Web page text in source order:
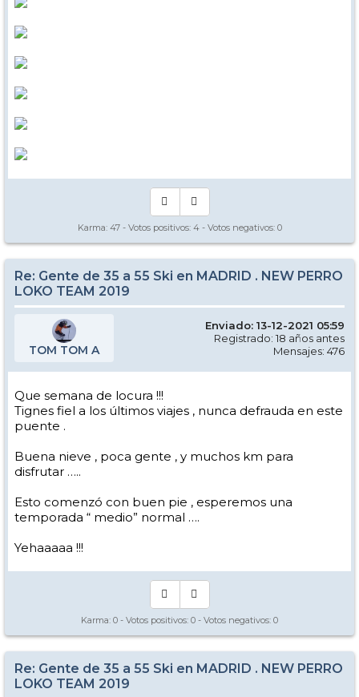
Karma: 47- Votos positivos: 4- Votos negativos: 0
Re: Gente de 35 a 55 Ski en MADRID . NEW PERRO
LOKO TEAM 2019
TOM TOM A
Enviado: 13-12-2021 05:59
Registrado: 18 años antes
Mensajes: 476
Que semana de locura !!!
Tignes fiel a los últimos viajes , nunca defrauda en este
puente .
Buena nieve , poca gente , y muchos km para
disfrutar …..
Esto comenzó con buen pie , esperemos una
temporada “ medio” normal ….
Yehaaaaa !!!
Karma: 0 - Votos positivos: 0 - Votos negativos: 0
Re: Gente de 35 a 55 Ski en MADRID . NEW PERRO
LOKO TEAM 2019